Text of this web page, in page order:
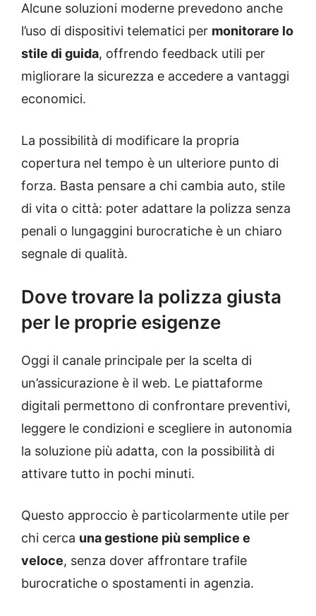
Alcune soluzioni moderne prevedono anche
l’uso di dispositivi telematici per monitorare lo
stile di guida, offrendo feedback utili per
migliorare la sicurezza e accedere a vantaggi
economici.
La possibilità di modificare la propria
copertura nel tempo è un ulteriore punto di
forza. Basta pensare a chi cambia auto, stile
di vita o città: poter adattare la polizza senza
penali o lungaggini burocratiche è un chiaro
segnale di qualità.
Dove trovare la polizza giusta
per le proprie esigenze
Oggi il canale principale per la scelta di
un’assicurazione è il web. Le piattaforme
digitali permettono di confrontare preventivi,
leggere le condizioni e scegliere in autonomia
la soluzione più adatta, con la possibilità di
attivare tutto in pochi minuti.
Questo approccio è particolarmente utile per
chi cerca una gestione più semplice e
veloce, senza dover affrontare trafile
burocratiche o spostamenti in agenzia.